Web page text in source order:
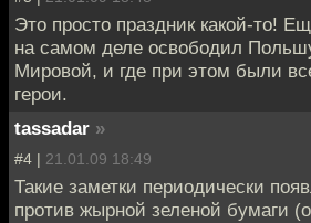
Это просто праздник какой-то!
на самом деле освободил
Мировой, и где при этом были
герои.
tassadar »
#4 | 21.01.09 18:49
Такие заметки периодически
против жырной зеленой бумаги